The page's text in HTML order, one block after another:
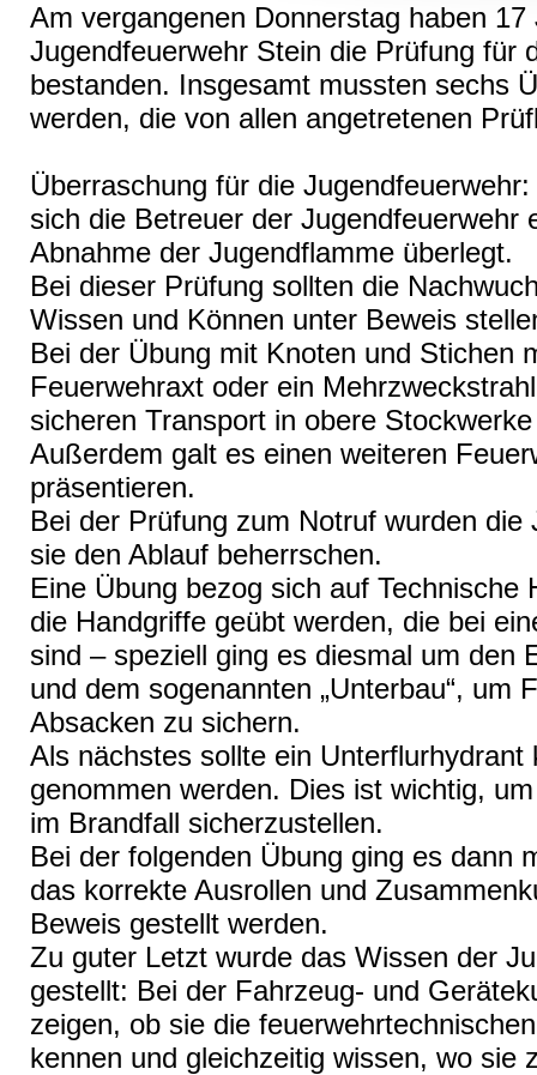
Am vergangenen Donnerstag haben 17
Jugendfeuerwehr Stein die Prüfung für
bestanden. Insgesamt mussten sechs
werden, die von allen angetretenen
Überraschung für die
sich die Betreuer der Jugendfeuerwehr
Abnahme der Jugendflamme überlegt.
Bei dieser Prüfung sollten die
Wissen und Können unter Beweis
Bei der Übung mit Knoten und Stichen
Feuerwehraxt oder ein
sicheren Transport in obere
Außerdem galt es einen weiteren
präsentieren.
Bei der Prüfung zum Notruf wurden die
sie den Ablauf beherrschen.
Eine Übung bezog sich auf Technische
die Handgriffe geübt werden, die bei
sind – speziell ging es diesmal um den
und dem sogenannten „Unterbau“, um
Absacken zu sichern.
Als nächstes sollte ein Unterflurhydrant
genommen werden. Dies ist wichtig,
im Brandfall sicherzustellen.
Bei der folgenden Übung ging es dann
das korrekte Ausrollen und
Beweis gestellt werden.
Zu guter Letzt wurde das Wissen der
gestellt: Bei der Fahrzeug- und
zeigen, ob sie die
kennen und gleichzeitig wissen, wo sie